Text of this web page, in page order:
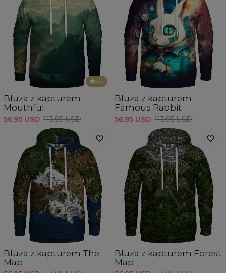
5/5
Bluza z kapturem
Mouthful
56,95 USD 113,95 USD
Bluza z kapturem
Famous Rabbit
56,95 USD 113,95 USD
Bluza z kapturem The
Map
Bluza z kapturem Forest
Map